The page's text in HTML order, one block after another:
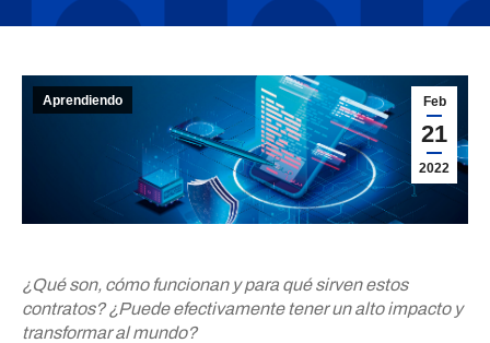
Estás aquí:
Feb
21
2022
Aprendiendo
¿Qué son, cómo funcionan y para qué sirven estos
contratos? ¿Puede efectivamente tener un alto impacto y
transformar al mundo?